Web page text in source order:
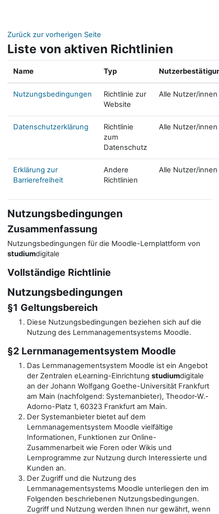
Zurück zur vorherigen Seite
Liste von aktiven Richtlinien
Name Typ
Nutzungsbedingungen
Richtlinie zur
Website
Alle Nutzer/innen
Datenschutzerklärung
Richtlinie
zum
Datenschutz
Alle Nutzer/innen
Erklärung zur
Barrierefreiheit
Andere
Richtlinien
Alle Nutzer/innen
Nutzungsbedingungen
Zusammenfassung
Nutzungsbedingungen für die Moodle-Lernplattform von
studiumdigitale
Vollständige Richtlinie
Nutzungsbedingungen
§1 Geltungsbereich
Diese Nutzungsbedingungen beziehen sich auf die
Nutzung des Lernmanagementsystems Moodle.
§2 Lernmanagementsystem Moodle
Das Lernmanagementsystem Moodle ist ein Angebot
der Zentralen eLearning-Einrichtung studiumdigitale
an der Johann Wolfgang Goethe-Universität Frankfurt
am Main (nachfolgend: Systemanbieter), Theodor-W.-
Adorno-Platz 1, 60323 Frankfurt am Main.
Der Systemanbieter bietet auf dem
Lernmanagementsystem Moodle vielfältige
Informationen, Funktionen zur Online-
Zusammenarbeit wie Foren oder Wikis und
Lernprogramme zur Nutzung durch Interessierte und
Kunden an.
Der Zugriff und die Nutzung des
Lernmanagementsystems Moodle unterliegen den im
Folgenden beschriebenen Nutzungsbedingungen.
Zugriff und Nutzung werden Ihnen nur gewährt, wenn